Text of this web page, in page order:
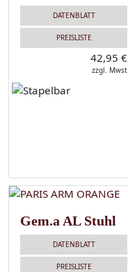
DATENBLATT
PREISLISTE
42,95 €
zzgl. Mwst
Gem.a AL Stuhl
DATENBLATT
PREISLISTE